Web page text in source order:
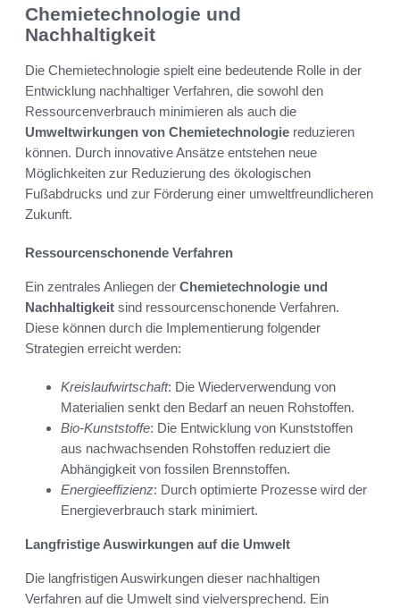
Chemietechnologie und
Nachhaltigkeit
Die Chemietechnologie spielt eine bedeutende Rolle in der
Entwicklung nachhaltiger Verfahren, die sowohl den
Ressourcenverbrauch minimieren als auch die
Umweltwirkungen von Chemietechnologie reduzieren
können. Durch innovative Ansätze entstehen neue
Möglichkeiten zur Reduzierung des ökologischen
Fußabdrucks und zur Förderung einer umweltfreundlicheren
Zukunft.
Ressourcenschonende Verfahren
Ein zentrales Anliegen der Chemietechnologie und
Nachhaltigkeit sind ressourcenschonende Verfahren.
Diese können durch die Implementierung folgender
Strategien erreicht werden:
Kreislaufwirtschaft: Die Wiederverwendung von
Materialien senkt den Bedarf an neuen Rohstoffen.
Bio-Kunststoffe: Die Entwicklung von Kunststoffen
aus nachwachsenden Rohstoffen reduziert die
Abhängigkeit von fossilen Brennstoffen.
Energieeffizienz: Durch optimierte Prozesse wird der
Energieverbrauch stark minimiert.
Langfristige Auswirkungen auf die Umwelt
Die langfristigen Auswirkungen dieser nachhaltigen
Verfahren auf die Umwelt sind vielversprechend. Ein